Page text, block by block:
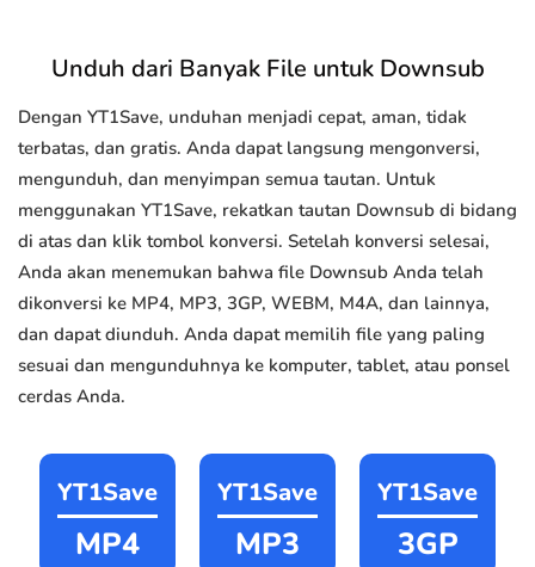
Unduh dari Banyak File untuk Downsub
Dengan YT1Save, unduhan menjadi cepat, aman, tidak
terbatas, dan gratis. Anda dapat langsung mengonversi,
mengunduh, dan menyimpan semua tautan. Untuk
menggunakan YT1Save, rekatkan tautan Downsub di bidang
di atas dan klik tombol konversi. Setelah konversi selesai,
Anda akan menemukan bahwa file Downsub Anda telah
dikonversi ke MP4, MP3, 3GP, WEBM, M4A, dan lainnya,
dan dapat diunduh. Anda dapat memilih file yang paling
sesuai dan mengunduhnya ke komputer, tablet, atau ponsel
cerdas Anda.
YT1Save
MP4
YT1Save
MP3
YT1Save
3GP